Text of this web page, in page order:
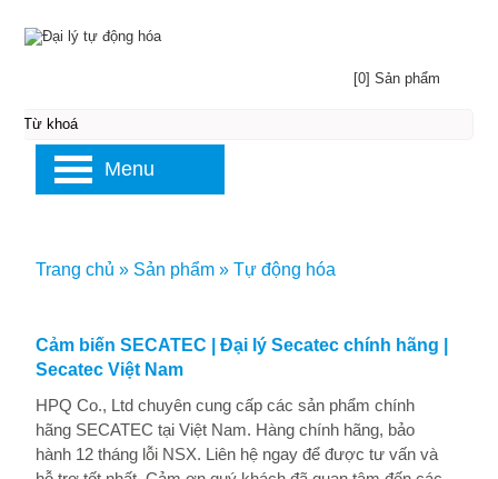
Cảm biến SECATEC | Đại lý Secatec chính hãng |
Secatec Việt Nam
HPQ Co., Ltd chuyên cung cấp các sản phẩm chính
hãng SECATEC tại Việt Nam. Hàng chính hãng, bảo
hành 12 tháng lỗi NSX. Liên hệ ngay để được tư vấn và
Trang chủ » Sản phẩm » Tự động hóa
[0] Sản phẩm
Menu